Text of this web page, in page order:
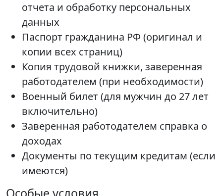
отчета и обработку персональных
данных
Паспорт гражданина РФ (оригинал и
копии всех страниц)
Копия трудовой книжки, заверенная
работодателем (при необходимости)
Военный билет (для мужчин до 27 лет
включительно)
Заверенная работодателем справка о
доходах
Документы по текущим кредитам (если
имеются)